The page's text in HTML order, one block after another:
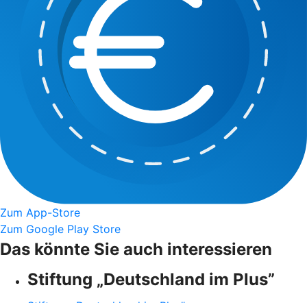
Zum App-Store
Zum Google Play Store
Das könnte Sie auch interessieren
Stiftung „Deutschland im Plus”